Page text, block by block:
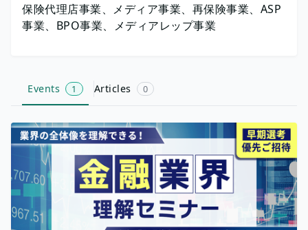
保険代理店事業、メディア事業、再保険事業、ASP
事業、BPO事業、メディアレップ事業
Events 1 Articles 0